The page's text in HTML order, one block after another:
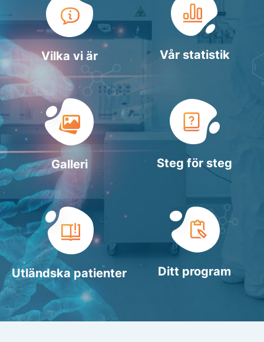
Vilka vi är Vår statistik
Galleri Steg för steg
Utländska patienter​ Ditt program